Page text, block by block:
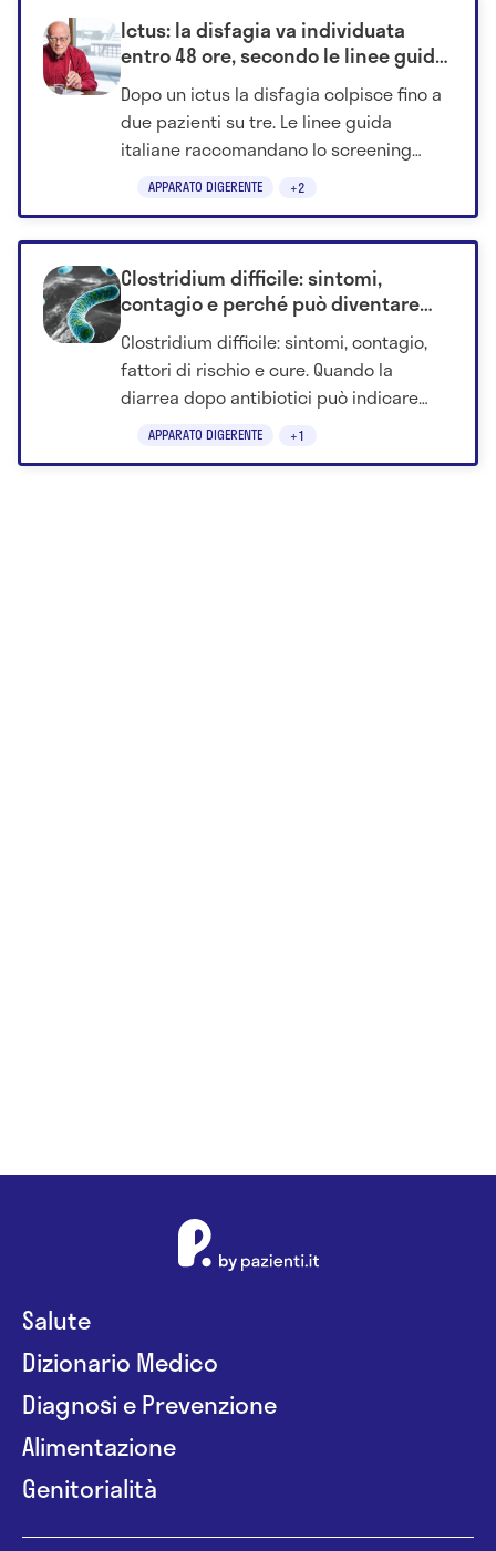
APPARATO DIGERENTE +2
Ictus: la disfagia va individuata
entro 48 ore, secondo le linee guida
italiane
Dopo un ictus la disfagia colpisce fino a
due pazienti su tre. Le linee guida
italiane raccomandano lo screening
della deglutizione entro 24-48 ore.
APPARATO DIGERENTE +1
Clostridium difficile: sintomi,
contagio e perché può diventare
pericoloso
Clostridium difficile: sintomi, contagio,
fattori di rischio e cure. Quando la
diarrea dopo antibiotici può indicare
un'infezione da non sottovalutare.
Salute
Dizionario Medico
Diagnosi e Prevenzione
Alimentazione
Genitorialità